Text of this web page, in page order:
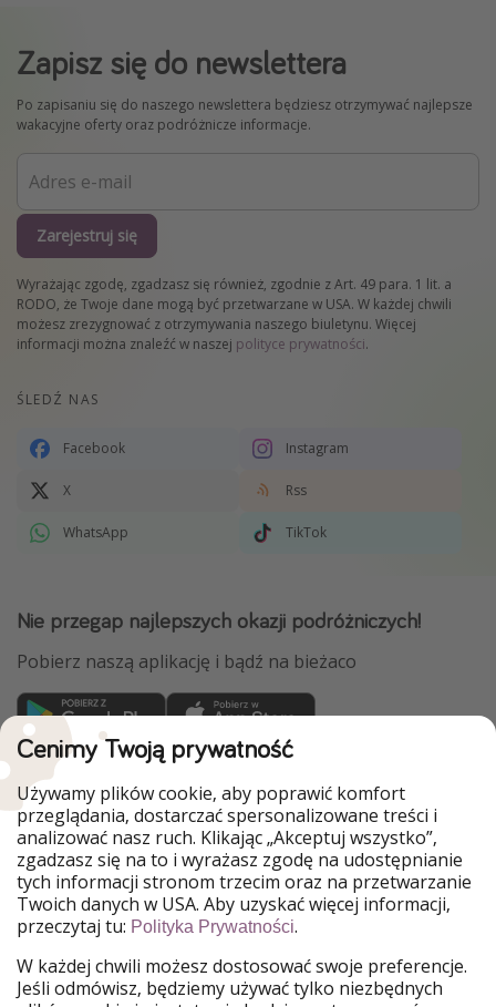
Zapisz się do newslettera
Po zapisaniu się do naszego newslettera będziesz otrzymywać najlepsze
wakacyjne oferty oraz podróżnicze informacje.
Zarejestruj się
Wyrażając zgodę, zgadzasz się również, zgodnie z Art. 49 para. 1 lit. a
RODO, że Twoje dane mogą być przetwarzane w USA. W każdej chwili
możesz zrezygnować z otrzymywania naszego biuletynu. Więcej
informacji można znaleźć w naszej polityce prywatności.
ŚLEDŹ NAS
Facebook Instagram
X Rss
WhatsApp TikTok
Nie przegap najlepszych okazji podróżniczych!
Pobierz naszą aplikację i bądź na bieżaco
WakacyjniPiraci są częścią Grupy HolidayPirates
Nasze rynki
PiratinViaggio
HolidayPirates
VakantiePiraten
VoyagesPirates
Ferienpiraten
Urlaubspiraten
Urlaubspiraten
ViajerosPiratas
TravelPirates
Nasza grupa
HolidayPirates Group
Cenimy Twoją prywatność
Używamy plików cookie, aby poprawić komfort
przeglądania, dostarczać spersonalizowane treści i
analizować nasz ruch. Klikając „Akceptuj wszystko”,
zgadzasz się na to i wyrażasz zgodę na udostępnianie
tych informacji stronom trzecim oraz na przetwarzanie
Twoich danych w USA. Aby uzyskać więcej informacji,
przeczytaj tu: Polityka Prywatności.
W każdej chwili możesz dostosować swoje preferencje.
Jeśli odmówisz, będziemy używać tylko niezbędnych